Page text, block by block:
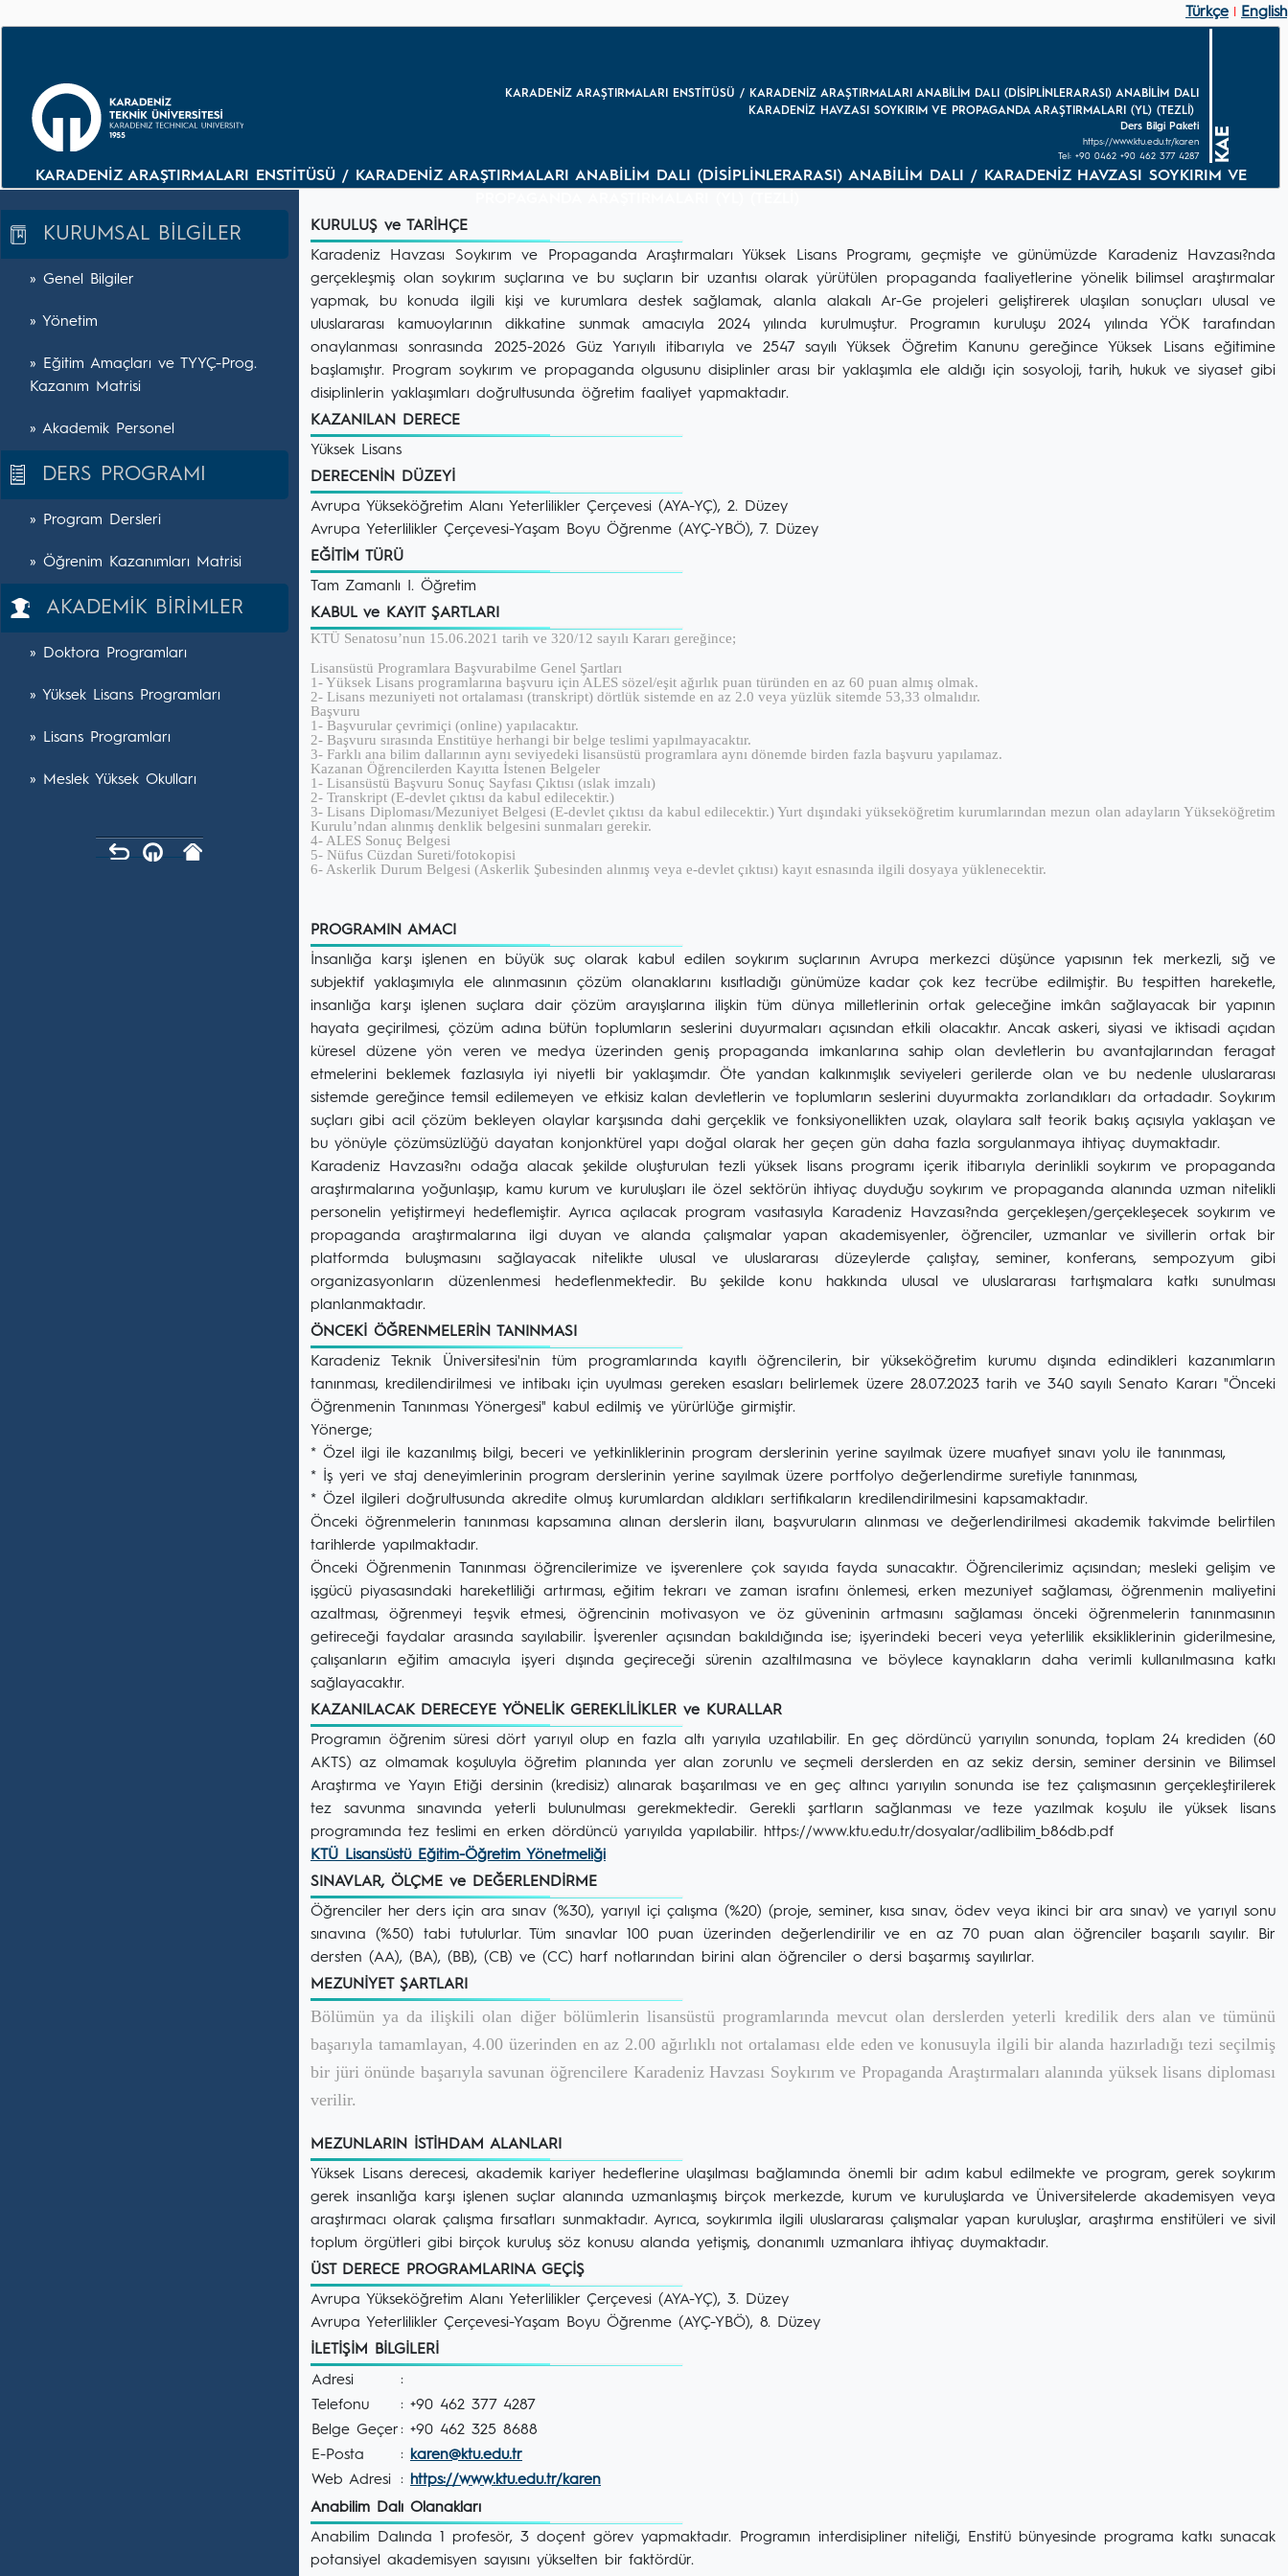
Türkçe English
KARADENİZ ARAŞTIRMALARI ENSTİTÜSÜ / KARADENİZ ARAŞTIRMALARI ANABİLİM DALI (DİSİPLİNLERARASI) ANABİLİM DALI
KARADENİZ HAVZASI SOYKIRIM VE PROPAGANDA ARAŞTIRMALARI (YL) (TEZLİ)
Ders Bilgi Paketi
https://www.ktu.edu.tr/karen
Tel: +90 0462 +90 462 377 4287
KAE
KARADENİZ ARAŞTIRMALARI ENSTİTÜSÜ / KARADENİZ ARAŞTIRMALARI ANABİLİM DALI (DİSİPLİNLERARASI) ANABİLİM DALI / KARADENİZ HAVZASI SOYKIRIM VE
KURUMSAL BİLGİLER
» Genel Bilgiler
» Yönetim
» Eğitim Amaçları ve TYYÇ-Prog.
Kazanım Matrisi
» Akademik Personel
DERS PROGRAMI
» Program Dersleri
» Öğrenim Kazanımları Matrisi
AKADEMİK BİRİMLER
» Doktora Programları
» Yüksek Lisans Programları
» Lisans Programları
» Meslek Yüksek Okulları
KURULUŞ ve TARİHÇE
Karadeniz Havzası Soykırım ve Propaganda Araştırmaları Yüksek Lisans Programı, geçmişte ve günümüzde Karadeniz Havzası?nda
gerçekleşmiş olan soykırım suçlarına ve bu suçların bir uzantısı olarak yürütülen propaganda faaliyetlerine yönelik bilimsel araştırmalar
yapmak, bu konuda ilgili kişi ve kurumlara destek sağlamak, alanla alakalı Ar-Ge projeleri geliştirerek ulaşılan sonuçları ulusal ve
uluslararası kamuoylarının dikkatine sunmak amacıyla 2024 yılında kurulmuştur. Programın kuruluşu 2024 yılında YÖK tarafından
onaylanması sonrasında 2025-2026 Güz Yarıyılı itibarıyla ve 2547 sayılı Yüksek Öğretim Kanunu gereğince Yüksek Lisans eğitimine
başlamıştır. Program soykırım ve propaganda olgusunu disiplinler arası bir yaklaşımla ele aldığı için sosyoloji, tarih, hukuk ve siyaset gibi
disiplinlerin yaklaşımları doğrultusunda öğretim faaliyet yapmaktadır.
KAZANILAN DERECE
Yüksek Lisans
DERECENİN DÜZEYİ
Avrupa Yükseköğretim Alanı Yeterlilikler Çerçevesi (AYA-YÇ), 2. Düzey
Avrupa Yeterlilikler Çerçevesi-Yaşam Boyu Öğrenme (AYÇ-YBÖ), 7. Düzey
EĞİTİM TÜRÜ
Tam Zamanlı I. Öğretim
KABUL ve KAYIT ŞARTLARI
KTÜ Senatosu’nun 15.06.2021 tarih ve 320/12 sayılı Kararı gereğince;
Lisansüstü Programlara Başvurabilme Genel Şartları
1- Yüksek Lisans programlarına başvuru için ALES sözel/eşit ağırlık puan türünden en az 60 puan almış olmak.
2- Lisans mezuniyeti not ortalaması (transkript) dörtlük sistemde en az 2.0 veya yüzlük sitemde 53,33 olmalıdır.
Başvuru
1- Başvurular çevrimiçi (online) yapılacaktır.
2- Başvuru sırasında Enstitüye herhangi bir belge teslimi yapılmayacaktır.
3- Farklı ana bilim dallarının aynı seviyedeki lisansüstü programlara aynı dönemde birden fazla başvuru yapılamaz.
Kazanan Öğrencilerden Kayıtta İstenen Belgeler
1- Lisansüstü Başvuru Sonuç Sayfası Çıktısı (ıslak imzalı)
2- Transkript (E-devlet çıktısı da kabul edilecektir.)
3- Lisans Diploması/Mezuniyet Belgesi (E-devlet çıktısı da kabul edilecektir.) Yurt dışındaki yükseköğretim kurumlarından mezun olan adayların Yükseköğretim
Kurulu’ndan alınmış denklik belgesini sunmaları gerekir.
4- ALES Sonuç Belgesi
5- Nüfus Cüzdan Sureti/fotokopisi
6- Askerlik Durum Belgesi (Askerlik Şubesinden alınmış veya e-devlet çıktısı) kayıt esnasında ilgili dosyaya yüklenecektir.
PROGRAMIN AMACI
İnsanlığa karşı işlenen en büyük suç olarak kabul edilen soykırım suçlarının Avrupa merkezci düşünce yapısının tek merkezli, sığ ve
subjektif yaklaşımıyla ele alınmasının çözüm olanaklarını kısıtladığı günümüze kadar çok kez tecrübe edilmiştir. Bu tespitten hareketle,
insanlığa karşı işlenen suçlara dair çözüm arayışlarına ilişkin tüm dünya milletlerinin ortak geleceğine imkân sağlayacak bir yapının
hayata geçirilmesi, çözüm adına bütün toplumların seslerini duyurmaları açısından etkili olacaktır. Ancak askeri, siyasi ve iktisadi açıdan
küresel düzene yön veren ve medya üzerinden geniş propaganda imkanlarına sahip olan devletlerin bu avantajlarından feragat
etmelerini beklemek fazlasıyla iyi niyetli bir yaklaşımdır. Öte yandan kalkınmışlık seviyeleri gerilerde olan ve bu nedenle uluslararası
sistemde gereğince temsil edilemeyen ve etkisiz kalan devletlerin ve toplumların seslerini duyurmakta zorlandıkları da ortadadır. Soykırım
suçları gibi acil çözüm bekleyen olaylar karşısında dahi gerçeklik ve fonksiyonellikten uzak, olaylara salt teorik bakış açısıyla yaklaşan ve
bu yönüyle çözümsüzlüğü dayatan konjonktürel yapı doğal olarak her geçen gün daha fazla sorgulanmaya ihtiyaç duymaktadır.
Karadeniz Havzası?nı odağa alacak şekilde oluşturulan tezli yüksek lisans programı içerik itibarıyla derinlikli soykırım ve propaganda
araştırmalarına yoğunlaşıp, kamu kurum ve kuruluşları ile özel sektörün ihtiyaç duyduğu soykırım ve propaganda alanında uzman nitelikli
personelin yetiştirmeyi hedeflemiştir. Ayrıca açılacak program vasıtasıyla Karadeniz Havzası?nda gerçekleşen/gerçekleşecek soykırım ve
propaganda araştırmalarına ilgi duyan ve alanda çalışmalar yapan akademisyenler, öğrenciler, uzmanlar ve sivillerin ortak bir
platformda buluşmasını sağlayacak nitelikte ulusal ve uluslararası düzeylerde çalıştay, seminer, konferans, sempozyum gibi
organizasyonların düzenlenmesi hedeflenmektedir. Bu şekilde konu hakkında ulusal ve uluslararası tartışmalara katkı sunulması
planlanmaktadır.
ÖNCEKİ ÖĞRENMELERİN TANINMASI
Karadeniz Teknik Üniversitesi'nin tüm programlarında kayıtlı öğrencilerin, bir yükseköğretim kurumu dışında edindikleri kazanımların
tanınması, kredilendirilmesi ve intibakı için uyulması gereken esasları belirlemek üzere 28.07.2023 tarih ve 340 sayılı Senato Kararı "Önceki
Öğrenmenin Tanınması Yönergesi" kabul edilmiş ve yürürlüğe girmiştir.
Yönerge;
* Özel ilgi ile kazanılmış bilgi, beceri ve yetkinliklerinin program derslerinin yerine sayılmak üzere muafiyet sınavı yolu ile tanınması,
* İş yeri ve staj deneyimlerinin program derslerinin yerine sayılmak üzere portfolyo değerlendirme suretiyle tanınması,
* Özel ilgileri doğrultusunda akredite olmuş kurumlardan aldıkları sertifikaların kredilendirilmesini kapsamaktadır.
Önceki öğrenmelerin tanınması kapsamına alınan derslerin ilanı, başvuruların alınması ve değerlendirilmesi akademik takvimde belirtilen
tarihlerde yapılmaktadır.
Önceki Öğrenmenin Tanınması öğrencilerimize ve işverenlere çok sayıda fayda sunacaktır. Öğrencilerimiz açısından; mesleki gelişim ve
işgücü piyasasındaki hareketliliği artırması, eğitim tekrarı ve zaman israfını önlemesi, erken mezuniyet sağlaması, öğrenmenin maliyetini
azaltması, öğrenmeyi teşvik etmesi, öğrencinin motivasyon ve öz güveninin artmasını sağlaması önceki öğrenmelerin tanınmasının
getireceği faydalar arasında sayılabilir. İşverenler açısından bakıldığında ise; işyerindeki beceri veya yeterlilik eksikliklerinin giderilmesine,
çalışanların eğitim amacıyla işyeri dışında geçireceği sürenin azaltılmasına ve böylece kaynakların daha verimli kullanılmasına katkı
sağlayacaktır.
KAZANILACAK DERECEYE YÖNELİK GEREKLİLİKLER ve KURALLAR
Programın öğrenim süresi dört yarıyıl olup en fazla altı yarıyıla uzatılabilir. En geç dördüncü yarıyılın sonunda, toplam 24 krediden (60
AKTS) az olmamak koşuluyla öğretim planında yer alan zorunlu ve seçmeli derslerden en az sekiz dersin, seminer dersinin ve Bilimsel
Araştırma ve Yayın Etiği dersinin (kredisiz) alınarak başarılması ve en geç altıncı yarıyılın sonunda ise tez çalışmasının gerçekleştirilerek
tez savunma sınavında yeterli bulunulması gerekmektedir. Gerekli şartların sağlanması ve teze yazılmak koşulu ile yüksek lisans
programında tez teslimi en erken dördüncü yarıyılda yapılabilir. https://www.ktu.edu.tr/dosyalar/adlibilim_b86db.pdf
KTÜ Lisansüstü Eğitim-Öğretim Yönetmeliği
SINAVLAR, ÖLÇME ve DEĞERLENDİRME
Öğrenciler her ders için ara sınav (%30), yarıyıl içi çalışma (%20) (proje, seminer, kısa sınav, ödev veya ikinci bir ara sınav) ve yarıyıl sonu
sınavına (%50) tabi tutulurlar. Tüm sınavlar 100 puan üzerinden değerlendirilir ve en az 70 puan alan öğrenciler başarılı sayılır. Bir
dersten (AA), (BA), (BB), (CB) ve (CC) harf notlarından birini alan öğrenciler o dersi başarmış sayılırlar.
MEZUNİYET ŞARTLARI
Bölümün ya da ilişkili olan diğer bölümlerin lisansüstü programlarında mevcut olan derslerden yeterli kredilik ders alan ve tümünü
başarıyla tamamlayan, 4.00 üzerinden en az 2.00 ağırlıklı not ortalaması elde eden ve konusuyla ilgili bir alanda hazırladığı tezi seçilmiş
bir jüri önünde başarıyla savunan öğrencilere Karadeniz Havzası Soykırım ve Propaganda Araştırmaları alanında yüksek lisans diploması
verilir.
MEZUNLARIN İSTİHDAM ALANLARI
Yüksek Lisans derecesi, akademik kariyer hedeflerine ulaşılması bağlamında önemli bir adım kabul edilmekte ve program, gerek soykırım
gerek insanlığa karşı işlenen suçlar alanında uzmanlaşmış birçok merkezde, kurum ve kuruluşlarda ve Üniversitelerde akademisyen veya
araştırmacı olarak çalışma fırsatları sunmaktadır. Ayrıca, soykırımla ilgili uluslararası çalışmalar yapan kuruluşlar, araştırma enstitüleri ve sivil
toplum örgütleri gibi birçok kuruluş söz konusu alanda yetişmiş, donanımlı uzmanlara ihtiyaç duymaktadır.
ÜST DERECE PROGRAMLARINA GEÇİŞ
Avrupa Yükseköğretim Alanı Yeterlilikler Çerçevesi (AYA-YÇ), 3. Düzey
Avrupa Yeterlilikler Çerçevesi-Yaşam Boyu Öğrenme (AYÇ-YBÖ), 8. Düzey
İLETİŞİM BİLGİLERİ
Adresi
:
Telefonu
: +90 462 377 4287
Belge Geçer: +90 462 325 8688
E-Posta
: karen@ktu.edu.tr
Web Adresi
: https://www.ktu.edu.tr/karen
Anabilim Dalı Olanakları
Anabilim Dalında 1 profesör, 3 doçent görev yapmaktadır. Programın interdisipliner niteliği, Enstitü bünyesinde programa katkı sunacak
potansiyel akademisyen sayısını yükselten bir faktördür.